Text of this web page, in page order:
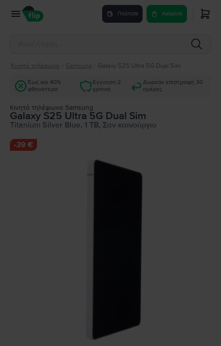
Πούλησε Αγόρασε
Κινητά τηλέφωνα Samsung Galaxy S25 Ultra 5G Dual Sim
Έως και 40%
φθηνότερα
Εγγύηση 2
χρόνια
Δωρεάν επιστροφή 30
ημέρες
Κινητό τηλέφωνο Samsung
Galaxy S25 Ultra 5G Dual Sim
Titanium Silver Blue, 1 TB, Σαν καινούργιο
-39 €